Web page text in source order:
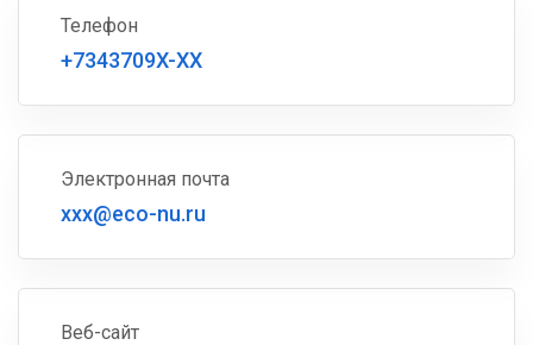
Телефон
+7343709X-XX
Электронная почта
xxx@eco-nu.ru
Веб-сайт